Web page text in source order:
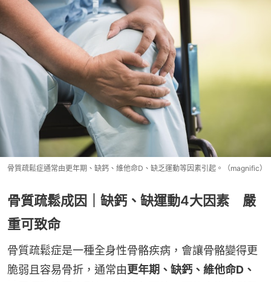
骨質疏鬆症通常由更年期、缺鈣、維他命D、缺乏運動等因素引起。（magnific）
骨質疏鬆成因｜缺鈣、缺運動4大因素 嚴
重可致命
骨質疏鬆症是一種全身性骨骼疾病，會讓骨骼變得更
脆弱且容易骨折，通常由更年期、缺鈣、維他命D、